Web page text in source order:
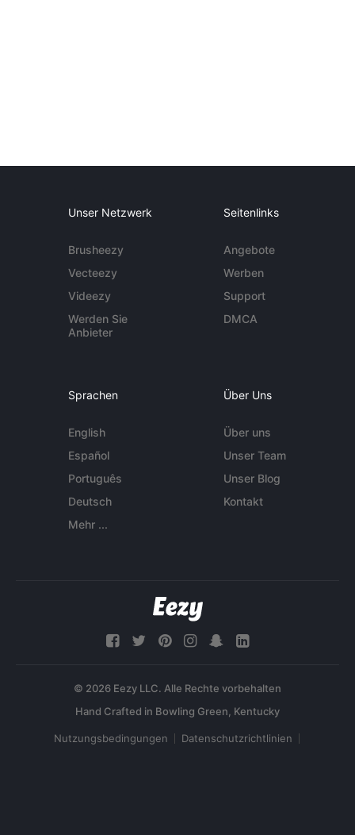
Unser Netzwerk
Brusheezy
Vecteezy
Videezy
Werden Sie
Anbieter
Seitenlinks
Angebote
Werben
Support
DMCA
Sprachen
English
Español
Português
Deutsch
Mehr ...
Über Uns
Über uns
Unser Team
Unser Blog
Kontakt
© 2026 Eezy LLC. Alle Rechte vorbehalten
Nutzungsbedingungen Datenschutzrichtlinien